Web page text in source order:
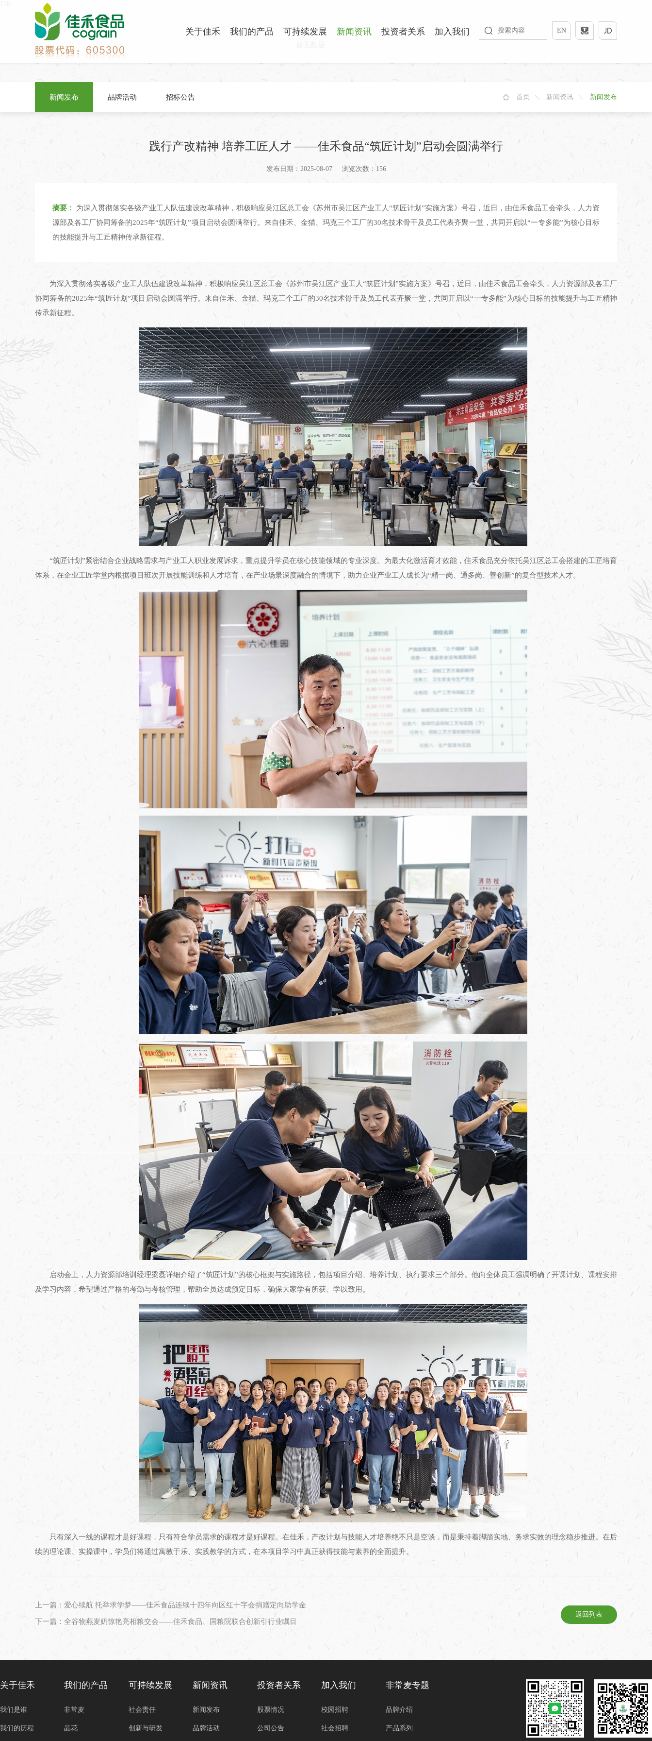
EN
关于佳禾 我们的产品 可持续发展 新闻资讯 投资者关系 加入我们
新闻发布 品牌活动 招标公告 首页 新闻资讯 新闻发布
践行产改精神 培养工匠人才 ——佳禾食品“筑匠计划”启动会圆满举行
发布日期：2025-08-07 浏览次数：156
摘要：
为深入贯彻落实各级产业工人队伍建设改革精神，积极响应吴江区总工会《苏州市吴江区产业工人“筑匠计划”实施方案》号召，近日，由佳禾食品工会牵头，人力资
源部及各工厂协同筹备的2025年“筑匠计划”项目启动会圆满举行。来自佳禾、金猫、玛克三个工厂的30名技术骨干及员工代表齐聚一堂，共同开启以“一专多能”为核心目标
的技能提升与工匠精神传承新征程。
为深入贯彻落实各级产业工人队伍建设改革精神，积极响应吴江区总工会《苏州市吴江区产业工人“筑匠计划”实施方案》号召，近日，由佳禾食品工会牵头，人力资源部及各工厂
协同筹备的2025年“筑匠计划”项目启动会圆满举行。来自佳禾、金猫、玛克三个工厂的30名技术骨干及员工代表齐聚一堂，共同开启以“一专多能”为核心目标的技能提升与工匠精神
传承新征程。
“筑匠计划”紧密结合企业战略需求与产业工人职业发展诉求，重点提升学员在核心技能领域的专业深度。为最大化激活育才效能，佳禾食品充分依托吴江区总工会搭建的工匠培育
体系，在企业工匠学堂内根据项目班次开展技能训练和人才培育，在产业场景深度融合的情境下，助力企业产业工人成长为“精一岗、通多岗、善创新”的复合型技术人才。
启动会上，人力资源部培训经理梁磊详细介绍了“筑匠计划”的核心框架与实施路径，包括项目介绍、培养计划、执行要求三个部分。他向全体员工强调明确了开课计划、课程安排
及学习内容，希望通过严格的考勤与考核管理，帮助全员达成预定目标，确保大家学有所获、学以致用。
只有深入一线的课程才是好课程，只有符合学员需求的课程才是好课程。在佳禾，产改计划与技能人才培养绝不只是空谈，而是秉持着脚踏实地、务求实效的理念稳步推进。在后
续的理论课、实操课中，学员们将通过寓教于乐、实践教学的方式，在本项目学习中真正获得技能与素养的全面提升。
返回列表
上一篇：爱心续航 托举求学梦——佳禾食品连续十四年向区红十字会捐赠定向助学金
下一篇：全谷物燕麦奶惊艳亮相粮交会——佳禾食品、国粮院联合创新引行业瞩目
关于佳禾
我们是谁
我们的历程
我们的产品
非常麦
晶花
可持续发展
社会责任
创新与研发
新闻资讯
新闻发布
品牌活动
投资者关系
股票情况
公司公告
加入我们
校园招聘
社会招聘
非常麦专题
品牌介绍
产品系列